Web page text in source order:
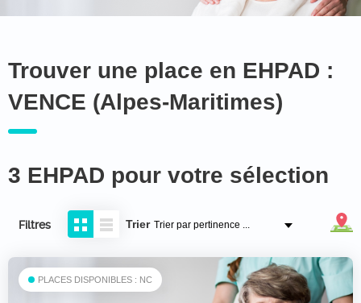
Trouver une place en EHPAD :
VENCE (Alpes-Maritimes)
3 EHPAD pour votre sélection
Filtres Trier
PLACES DISPONIBLES : NC